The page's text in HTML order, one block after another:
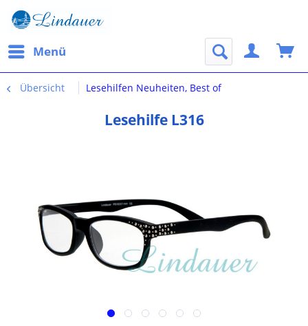
Menü
Übersicht Lesehilfen Neuheiten, Best of
Lesehilfe L316